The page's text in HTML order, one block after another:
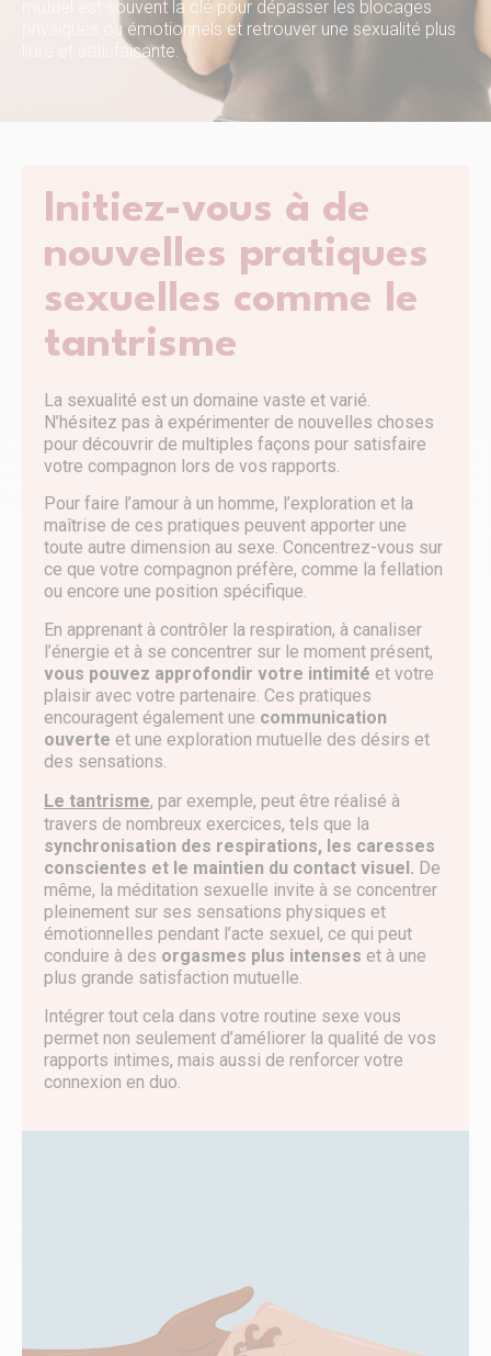
mutuel est souvent la clé pour dépasser les blocages
physiques ou émotionnels et retrouver une sexualité plus
libre et satisfaisante.
Initiez-vous à de
nouvelles pratiques
sexuelles comme le
tantrisme
La sexualité est un domaine vaste et varié.
N’hésitez pas à expérimenter de nouvelles choses
pour découvrir de multiples façons pour satisfaire
votre compagnon lors de vos rapports.
Pour faire l’amour à un homme, l’exploration et la
maîtrise de ces pratiques peuvent apporter une
toute autre dimension au sexe. Concentrez-vous sur
ce que votre compagnon préfère, comme la fellation
ou encore une position spécifique.
En apprenant à contrôler la respiration, à canaliser
l’énergie et à se concentrer sur le moment présent,
vous pouvez approfondir votre intimité et votre
plaisir avec votre partenaire. Ces pratiques
encouragent également une communication
ouverte et une exploration mutuelle des désirs et
des sensations.
Le tantrisme, par exemple, peut être réalisé à
travers de nombreux exercices, tels que la
synchronisation des respirations, les caresses
conscientes et le maintien du contact visuel. De
même, la méditation sexuelle invite à se concentrer
pleinement sur ses sensations physiques et
émotionnelles pendant l’acte sexuel, ce qui peut
conduire à des orgasmes plus intenses et à une
plus grande satisfaction mutuelle.
Intégrer tout cela dans votre routine sexe vous
permet non seulement d’améliorer la qualité de vos
rapports intimes, mais aussi de renforcer votre
connexion en duo.